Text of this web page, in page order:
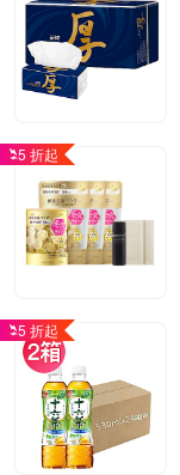
5 折起
5 折起